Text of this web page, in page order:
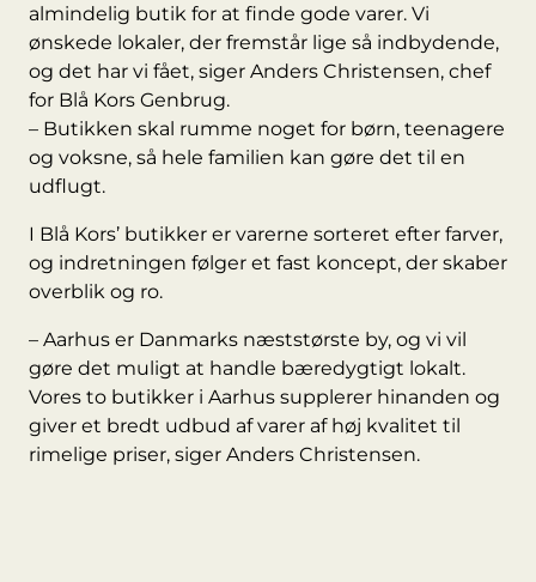
almindelig butik for at finde gode varer. Vi
ønskede lokaler, der fremstår lige så indbydende,
og det har vi fået, siger Anders Christensen, chef
for Blå Kors Genbrug.
– Butikken skal rumme noget for børn, teenagere
og voksne, så hele familien kan gøre det til en
udflugt.
I Blå Kors’ butikker er varerne sorteret efter farver,
og indretningen følger et fast koncept, der skaber
overblik og ro.
– Aarhus er Danmarks næststørste by, og vi vil
gøre det muligt at handle bæredygtigt lokalt.
Vores to butikker i Aarhus supplerer hinanden og
giver et bredt udbud af varer af høj kvalitet til
rimelige priser, siger Anders Christensen.